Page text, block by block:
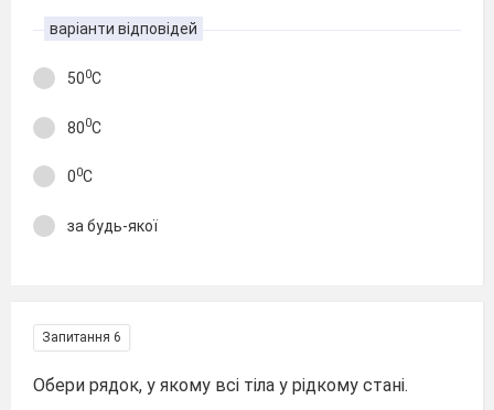
варіанти відповідей
500С
800С
00С
за будь-якої
Запитання 6
Обери рядок, у якому всі тіла у рідкому стані.